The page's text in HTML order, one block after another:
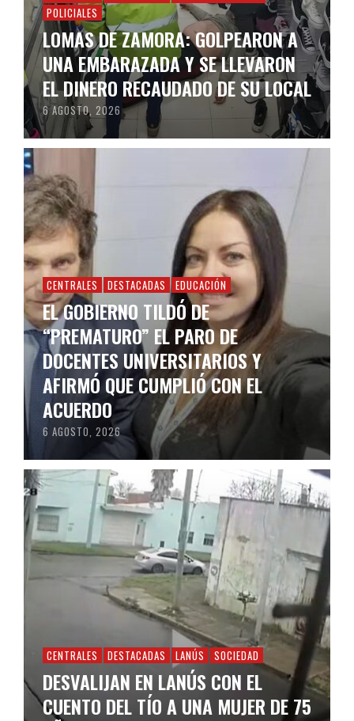
POLICIALES
LOMAS DE ZAMORA: GOLPEARON A
UNA EMBARAZADA Y SE LLEVARON
EL DINERO RECAUDADO DE SU LOCAL
6 AGOSTO, 2026
CENTRALES DESTACADAS EDUCACIÓN
EL GOBIERNO TILDÓ DE
“PREMATURO” EL PARO DE
DOCENTES UNIVERSITARIOS Y
AFIRMÓ QUE CUMPLIÓ CON EL
ACUERDO
6 AGOSTO, 2026
CENTRALES DESTACADAS LANÚS SOCIEDAD
DESVALIJAN EN LANÚS CON EL
CUENTO DEL TÍO A UNA MUJER DE 75